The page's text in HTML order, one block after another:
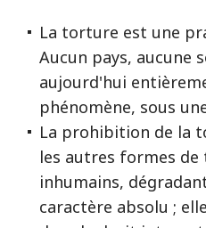
La torture est une
Aucun pays, aucune
aujourd'hui
phénomène, sous
La prohibition de la
les autres formes
inhumains,
caractère absolu ;